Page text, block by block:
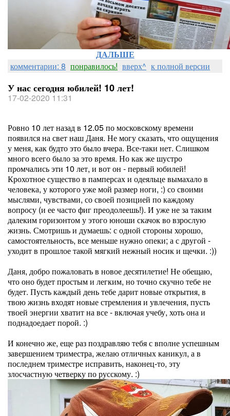
ДАЛЬШЕ
комментарии: 8 понравилось! вверх^ к полной версии
У нас сегодня юбилей! 10 лет!
17-02-2020 11:31
Ровно 10 лет назад в 12.05 по московскому времени
появился на свет наш Даня. Не могу сказать, что ощущения
у меня, как будто это было вчера. Все-таки нет. Слишком
много всего было за это время. Но как же шустро
промчались эти 10 лет, и вот он - первый юбилей!
Крохотное существо в памперсах и одеяльце вымахало в
человека, у которого уже мой размер ноги, :) со своими
мыслями, чувствами, со своей позицией по каждому
вопросу (и ее часто фиг преодолеешь!). И уже не за таким
далеким горизонтом у этого юноши скачок во взрослую
жизнь. Смотришь и думаешь: с одной стороны хорошо,
самостоятельность, все меньше нужно опеки; а с другой -
уходит в прошлое такой мягкий нежный носик и щечки. :))
Даня, добро пожаловать в новое десятилетие! Не обещаю,
что оно будет простым и легким, но точно скучно тебе не
будет. Пусть каждый день тебе дарит новые открытия, в
твою жизнь входят новые стремления и увлечения, пусть
твоей энергии хватит на все - включая учебу, хоть она и
поднадоедает порой. :)
И конечно же, еще раз поздравляю тебя с вполне успешным
завершением триместра, желаю отличных каникул, а в
последнем триместре исправить, наконец-то, эту
злосчастную четверку по русскому. :)